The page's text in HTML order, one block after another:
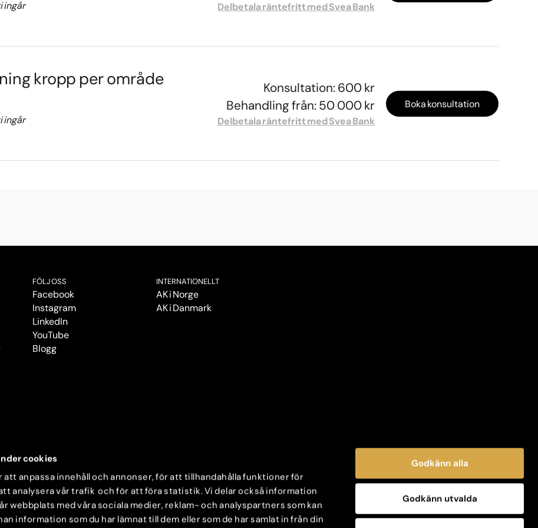
cookies
att anpassa innehåll och annonser, för att tillhandahålla funktioner för
analysera vår trafik och för att föra statistik. Vi delar också information
webbplats med våra sociala medier, reklam- och analyspartners som kan
information som du har lämnat till dem eller som de har samlat in från din
Godkänn alla
Godkänn utvalda
ingår
Delbetala räntefritt med Svea Bank
kropp per område
ingår
Konsultation: 600 kr
Behandling från: 50 000 kr
Delbetala räntefritt med Svea Bank
Boka konsultation
FÖLJ OSS
Facebook
Instagram
LinkedIn
YouTube
Blogg
INTERNATIONELLT
AK i Norge
AK i Danmark